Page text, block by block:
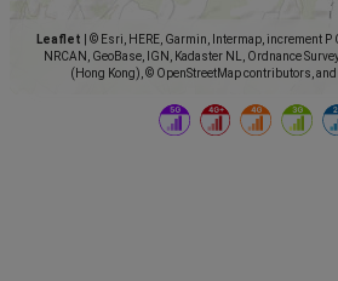
Leaflet
© Esri, HERE, Garmin, Intermap, increment P
NRCAN, GeoBase, IGN, Kadaster NL, Ordnance
(Hong Kong), © OpenStreetMap contributors,